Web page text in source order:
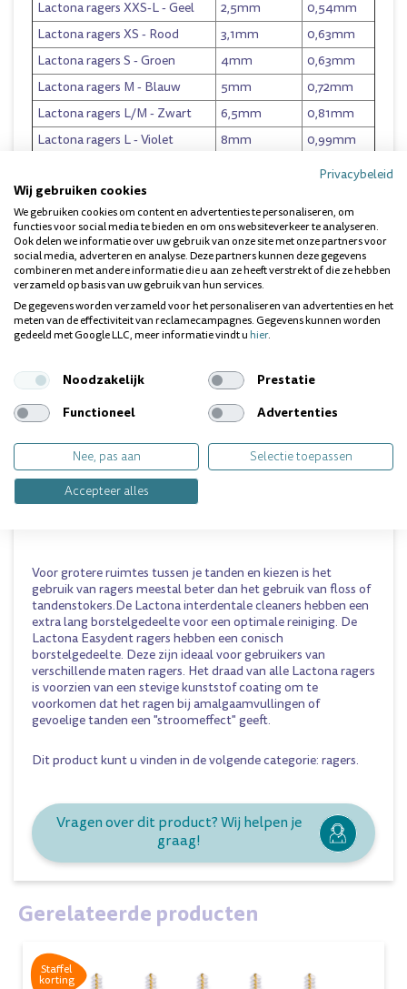
Lactona ragers XXS-L- Geel 2,5mm
0,54mm
Lactona ragers XS - Rood 3,1mm
0,63mm
Lactona ragers S - Groen 4mm
0,63mm
Lactona ragers M - Blauw 5mm
0,72mm
Lactona ragers L/M - Zwart 6,5mm
0,81mm
Lactona ragers L- Violet 8mm
0,99mm
Transparant
0,99mm
Lactona ragers XXL-
Donkerrood
12mm 0,99mm
GEBRUIK DE LACTONA EASYDENT-RAGERS ALS VOLGT:
Zet de rager tussen de tanden en kiezen, dicht tegen het
tandvlees aan.
Duw de rager tussen de tanden en kiezen (forceer dit niet).
LACTONA INTERDENTAL RAGERS - CLEANERS
Verkrijgbaar in tien verschillende maten (van 2,0 tot 12,0
millimeter)
Geschikt voor het reinigen tussen tanden en kiezen,
kronen en bruggen, implantaten en orthodontische
Voor grotere ruimtes tussen je tanden en kiezen is het
gebruik van ragers meestal beter dan het gebruik van floss of
tandenstokers.De Lactona interdentale cleaners hebben een
extra lang borstelgedeelte voor een optimale reiniging. De
Lactona Easydent ragers hebben een conisch
borstelgedeelte. Deze zijn ideaal voor gebruikers van
verschillende maten ragers. Het draad van alle Lactona ragers
is voorzien van een stevige kunststof coating om te
voorkomen dat het ragen bij amalgaamvullingen of
gevoelige tanden een "stroomeffect" geeft.
Dit product kunt u vinden in de volgende categorie: ragers.
Vragen over dit product? Wij helpen je
graag!
Gerelateerde producten
Staffel
korting
Privacybeleid
Wij gebruiken cookies
We gebruiken cookies om content en advertenties te personaliseren, om
functies voor social media te bieden en om ons websiteverkeer te analyseren.
Ook delen we informatie over uw gebruik van onze site met onze partners voor
social media, adverteren en analyse. Deze partners kunnen deze gegevens
combineren met andere informatie die u aan ze heeft verstrekt of die ze hebben
verzameld op basis van uw gebruik van hun services.
De gegevens worden verzameld voor het personaliseren van advertenties en het
meten van de effectiviteit van reclamecampagnes. Gegevens kunnen worden
gedeeld met Google LLC, meer informatie vindt uhier.
Noodzakelijk
Prestatie
Functioneel
Advertenties
Nee, pas aan
Selectie toepassen
Accepteer alles